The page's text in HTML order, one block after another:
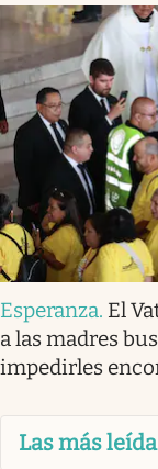
Esperanza. El
a las madres
impedirles
Las más